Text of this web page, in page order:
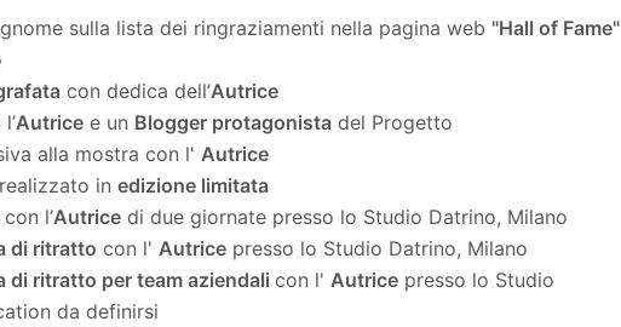
sulla lista dei ringraziamenti nella pagina web "Hall of Fame"
con dedica dell’Autrice
Autrice e un Blogger protagonista del Progetto
alla mostra con l' Autrice
in edizione limitata
con l’Autrice di due giornate presso lo Studio Datrino, Milano
di ritratto con l' Autrice presso lo Studio Datrino, Milano
di ritratto per team aziendali con l' Autrice presso lo Studio
da definirsi